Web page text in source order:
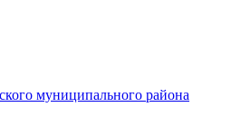
муниципального района